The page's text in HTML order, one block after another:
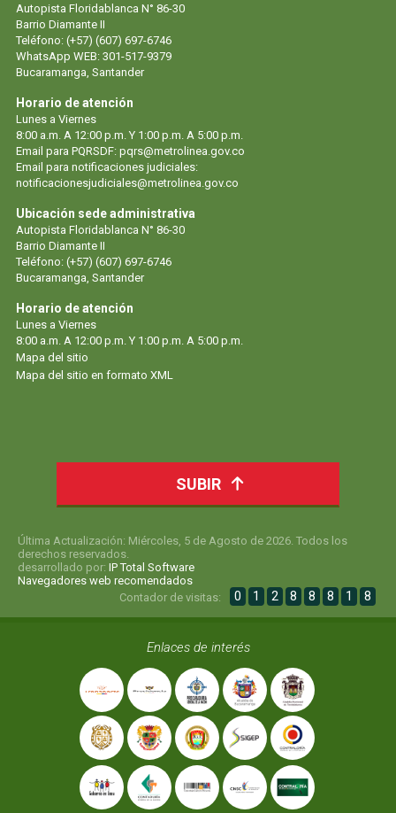
Autopista Floridablanca N° 86-30
Barrio Diamante II
Teléfono: (+57) (607) 697-6746
WhatsApp WEB: 301-517-9379
Bucaramanga, Santander
Horario de atención
Lunes a Viernes
8:00 a.m. A 12:00 p.m. Y 1:00 p.m. A 5:00 p.m.
Email para PQRSDF: pqrs@metrolinea.gov.co
Email para notificaciones judiciales:
notificacionesjudiciales@metrolinea.gov.co
Ubicación sede administrativa
Autopista Floridablanca N° 86-30
Barrio Diamante II
Teléfono: (+57) (607) 697-6746
Bucaramanga, Santander
Horario de atención
Lunes a Viernes
8:00 a.m. A 12:00 p.m. Y 1:00 p.m. A 5:00 p.m.
Mapa del sitio
Mapa del sitio en formato XML
SUBIR
Última Actualización: Miércoles, 5 de Agosto de 2026. Todos los
derechos reservados.
desarrollado por: IP Total Software
Navegadores web recomendados
Contador de visitas:
0 1 2 8 8 8 1 8
Enlaces de interés